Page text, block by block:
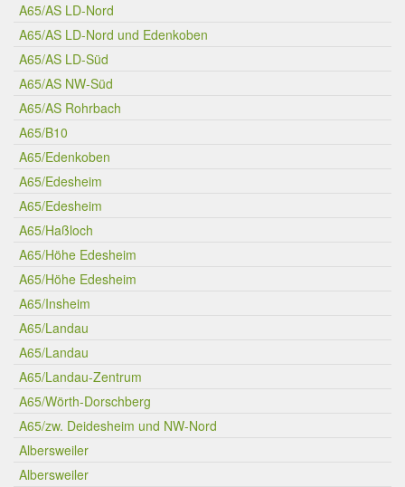
A65/AS LD-Nord
A65/AS LD-Nord und Edenkoben
A65/AS LD-Süd
A65/AS NW-Süd
A65/AS Rohrbach
A65/B10
A65/Edenkoben
A65/Edesheim
A65/Edesheim
A65/Haßloch
A65/Höhe Edesheim
A65/Höhe Edesheim
A65/Insheim
A65/Landau
A65/Landau
A65/Landau-Zentrum
A65/Wörth-Dorschberg
A65/zw. Deidesheim und NW-Nord
Albersweiler
Albersweiler